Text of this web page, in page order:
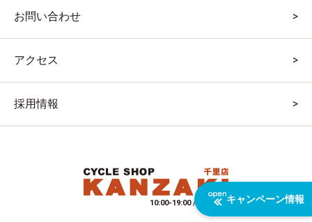
キャンペーン情報
お問い合わせ
アクセス
採用情報
10:00-19:00 / 水曜定休